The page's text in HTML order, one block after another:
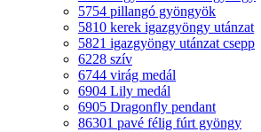
5754 pillangó gyöngyök
5810 kerek igazgyöngy utánzat
5821 igazgyöngy utánzat csepp
6228 szív
6744 virág medál
6904 Lily medál
6905 Dragonfly pendant
86301 pavé félig fúrt gyöngy